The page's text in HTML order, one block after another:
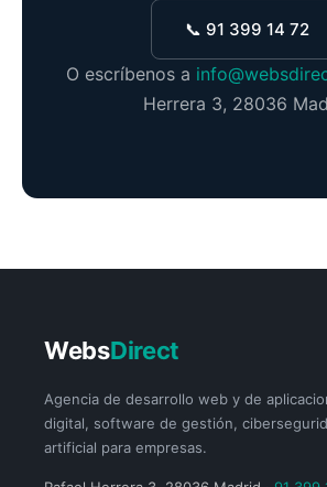
📞 91 399 14 72
O escríbenos a
Herrera 3, 28036
WebsDirect
Agencia de desarrollo web y de
digital, software de gestión,
artificial para empresas.